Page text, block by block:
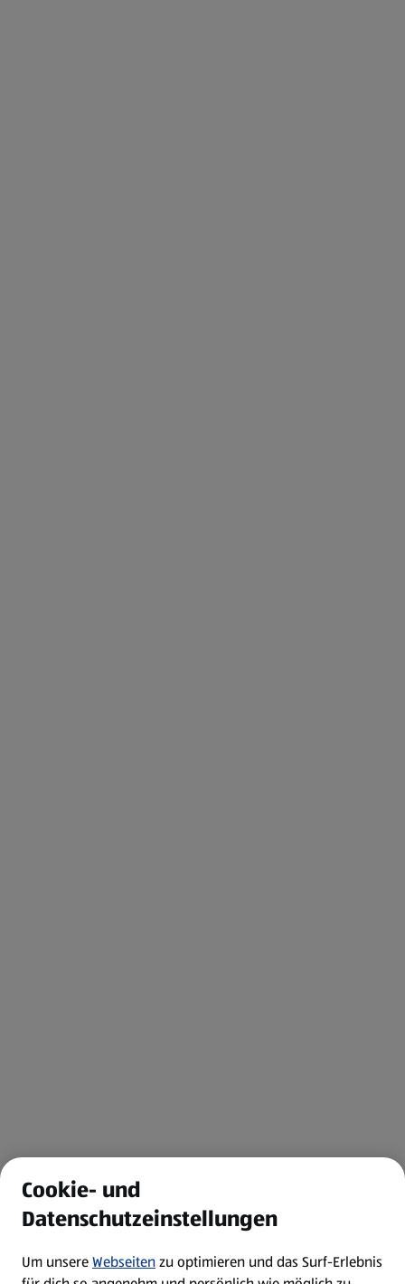
Cookie- und
Datenschutzeinstellungen
Um unsereWebseitenzu optimieren und das Surf-Erlebnis